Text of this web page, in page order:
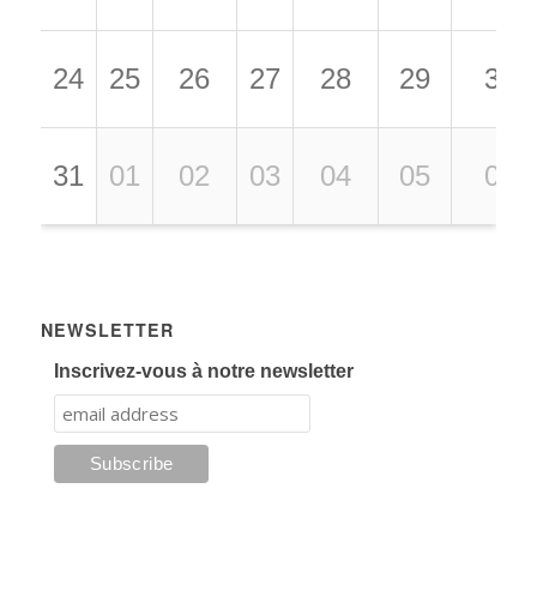
24 25 26 27 28 29 30
31 01 02 03 04 05 06
NEWSLETTER
Inscrivez-vous à notre newsletter